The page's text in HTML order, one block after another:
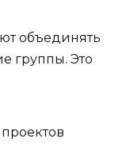
объединять
группы. Это